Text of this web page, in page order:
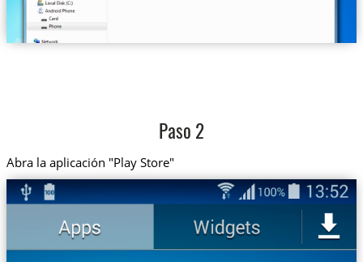
Paso 2
Abra la aplicación "Play Store"